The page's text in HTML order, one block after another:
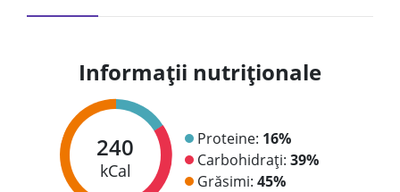
Informații nutriționale
240
kCal
Proteine: 16%
Carbohidrați: 39%
Grăsimi: 45%